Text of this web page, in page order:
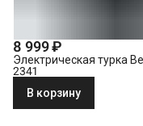
8 999 ₽
Электрическая турка
2341
В корзину